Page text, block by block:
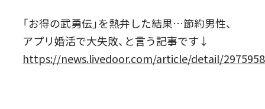
「お得の武勇伝」を熱弁した結果…節約男性、
アプリ婚活で大失敗、と言う記事です↓
https://news.livedoor.com/article/detail/